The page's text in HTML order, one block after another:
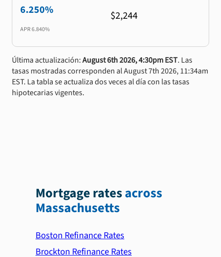
6.250%
APR6.840%
$2,244
Última actualización:August 6th 2026, 4:30pm EST. Las
tasas mostradas corresponden al August 7th 2026, 11:34am
EST. La tabla se actualiza dos veces al día con las tasas
hipotecarias vigentes.
Mortgage ratesacross
Massachusetts
Boston Refinance Rates
Brockton Refinance Rates